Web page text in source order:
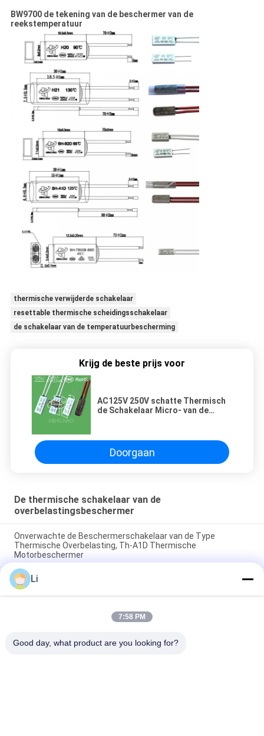
BW9700 de tekening van de beschermer van de
reekstemperatuur
thermische verwijderde schakelaar
resettable thermische scheidingsschakelaar
de schakelaar van de temperatuurbescherming
Krijg de beste prijs voor
AC125V 250V schatte Thermisch
de Schakelaar Micro- van de
Doorgaan
De thermische schakelaar van de
overbelastingsbeschermer
Onverwachte de Beschermerschakelaar van de Type
Thermische Overbelasting, Th-A1D Thermische
Motorbeschermer
Schakelaar normaal Open Type van de plastic Geval
Thermisch Bescherming voor Verlichtingsinrichtingen
De hoge Gevoelige Thermische Beschermers van de de
Schakelaar Resettable Thermische Zekering van de
Li
7:58 PM
Good day, what product are you looking for?